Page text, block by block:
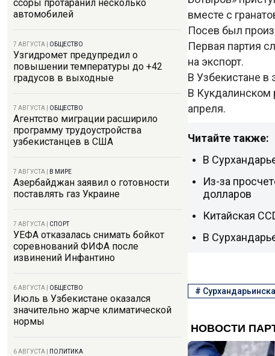
ссоры протаранил несколько
автомобилей
7 АВГУСТА ОБЩЕСТВО
Узгидромет предупредил о
повышении температуры до +42
градусов в выходные
7 АВГУСТА ОБЩЕСТВО
Агентство миграции расширило
программу трудоустройства
узбекистанцев в США
7 АВГУСТА В МИРЕ
Азербайджан заявил о готовности
поставлять газ Украине
7 АВГУСТА СПОРТ
УЕФА отказалась снимать бойкот
соревнований ФИФА после
извинений Инфантино
6 АВГУСТА ОБЩЕСТВО
Июль в Узбекистане оказался
значительно жарче климатической
нормы
6 АВГУСТА ПОЛИТИКА
вместе с
Посев был
Первая партия
на экспорт.
В Узбекистане в
В Кукдалинском
апреля.
Читайте также:
В
Из-за
долларов
Китайская
В
#